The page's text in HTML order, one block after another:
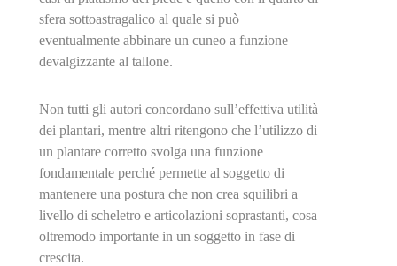
sfera sottoastragalico al quale si può
eventualmente abbinare un cuneo a funzione
devalgizzante al tallone.
Non tutti gli autori concordano sull’effettiva utilità
dei plantari, mentre altri ritengono che l’utilizzo di
un plantare corretto svolga una funzione
fondamentale perché permette al soggetto di
mantenere una postura che non crea squilibri a
livello di scheletro e articolazioni soprastanti, cosa
oltremodo importante in un soggetto in fase di
crescita.